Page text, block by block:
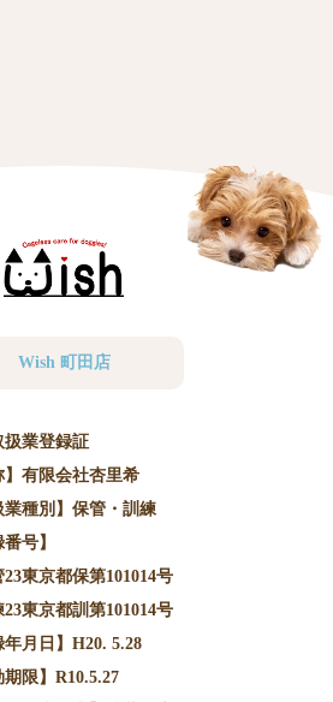
Wish 町田店
扱業登録証
】有限会社杏里希
業種別】保管・訓練
番号】
東京都保第101014号
東京都訓第101014号
年月日】H20. 5.28
期限】R10.5.27